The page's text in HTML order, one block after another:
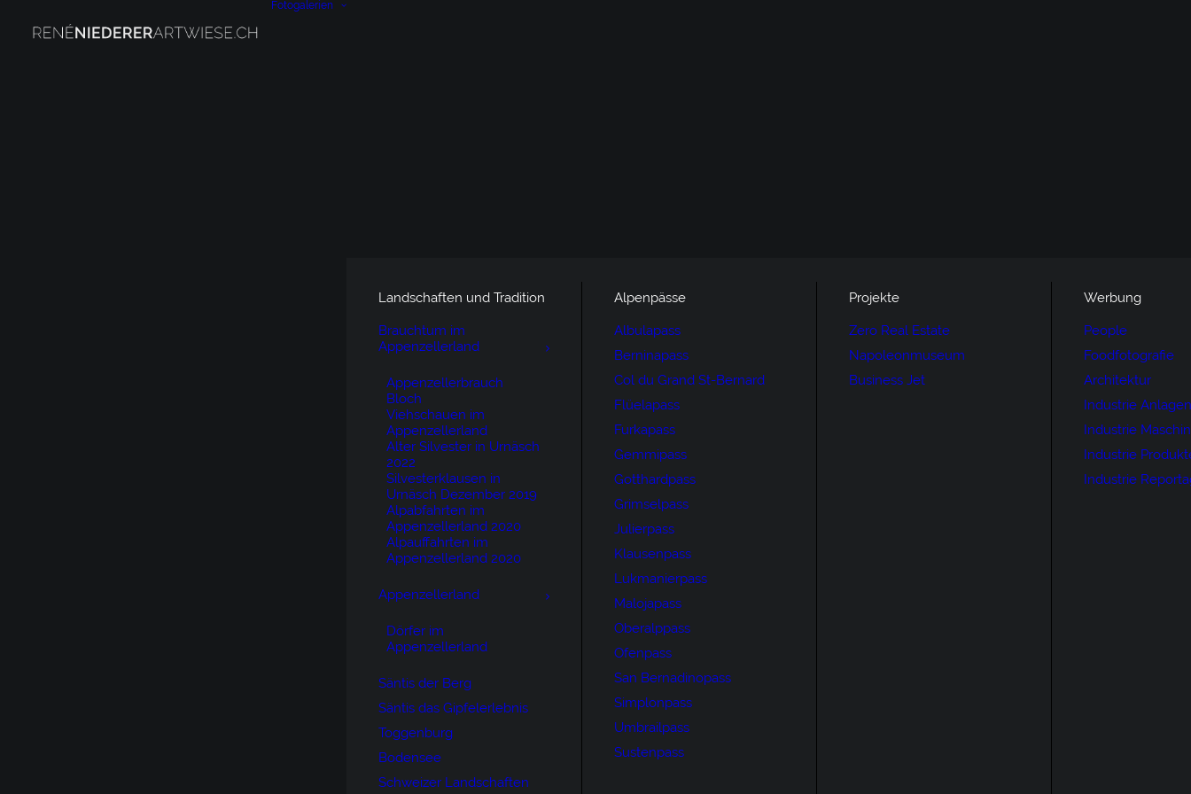
Fotogalerien
Landschaften und Tradition
Brauchtum im
Appenzellerland
Appenzellerbrauch
Bloch
Viehschauen im
Appenzellerland
Alter Silvester in Urnäsch
2022
Silvesterklausen in
Urnäsch Dezember 2019
Alpabfahrten im
Appenzellerland 2020
Alpauffahrten im
Appenzellerland 2020
Appenzellerland
Dörfer im
Appenzellerland
Säntis der Berg
Säntis das Gipfelerlebnis
Toggenburg
Bodensee
Schweizer Landschaften
Alpenpässe
Albulapass
Berninapass
Col du Grand St-Bernard
Flüelapass
Furkapass
Gemmipass
Gotthardpass
Grimselpass
Julierpass
Klausenpass
Lukmanierpass
Malojapass
Oberalppass
Ofenpass
San Bernadinopass
Simplonpass
Umbrailpass
Sustenpass
Projekte
Zero Real Estate
Napoleonmuseum
Business Jet
Werbung
People
Foodfotografie
Architektur
Industrie Anlagen
Industrie
Industrie
Industrie